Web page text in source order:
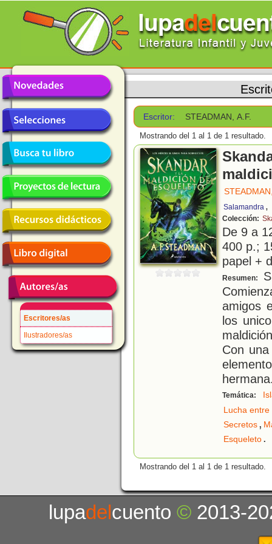
Escritores/as
Ilustradores/as
Escritor: STEADMAN, A.F.
Mostrando del 1 al 1 de 1 resultado.
Salamandra ,
Colección:
De 9 a
400 p.;
papel +
Resumen:
amigos
los
Con
hermana
Temática:
Lucha entre
Secretos,
Esqueleto.
Mostrando del 1 al 1 de 1 resultado.
lupadelcuento© 2013-